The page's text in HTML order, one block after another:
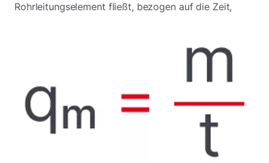
Rohrleitungselement fließt, bezogen auf die Zeit,